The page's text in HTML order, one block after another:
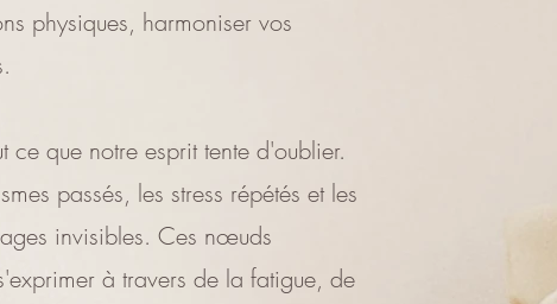
physiques, harmoniser vos
que notre esprit tente d'oublier.
passés, les stress répétés et les
invisibles. Ces nœuds
à travers de la fatigue, de